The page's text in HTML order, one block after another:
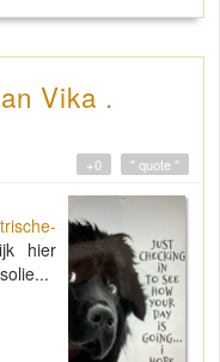
Vika .
" quote "
+0
hier